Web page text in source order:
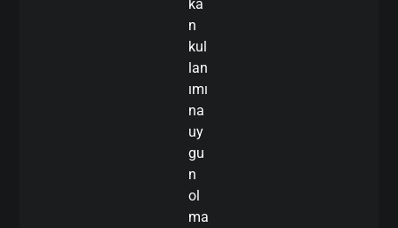
kâ
n
kul
lan
ımı
na
uy
gu
n
ol
ma